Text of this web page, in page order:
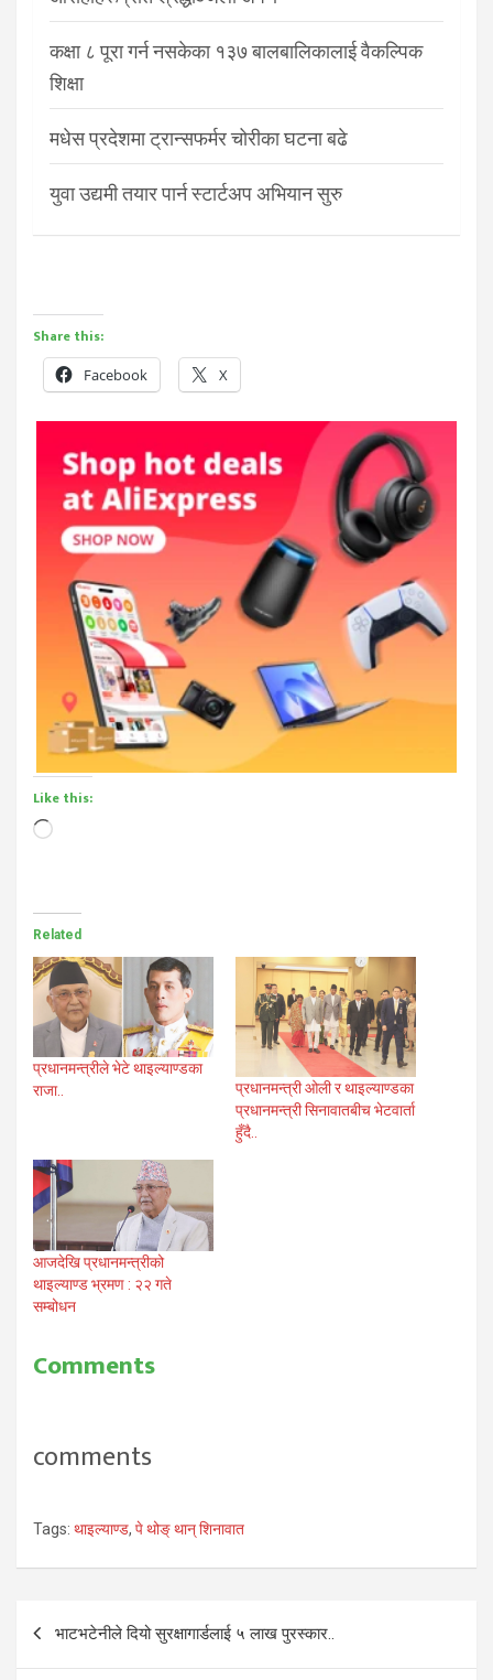
कक्षा ८ पूरा गर्न नसकेका १३७ बालबालिकालाई वैकल्पिक
शिक्षा
मधेस प्रदेशमा ट्रान्सफर्मर चोरीका घटना बढे
युवा उद्यमी तयार पार्न स्टार्टअप अभियान सुरु
Share this:
Facebook X
Like this:
Loading…
Related
प्रधानमन्त्रीले भेटे थाइल्याण्डका
राजा..
प्रधानमन्त्री ओली र थाइल्याण्डका
प्रधानमन्त्री सिनावातबीच भेटवार्ता
हुँदै..
आजदेखि प्रधानमन्त्रीको
थाइल्याण्ड भ्रमण : २२ गते
सम्बोधन
Comments
comments
Tags: थाइल्याण्ड, पे थोङ् थान् शिनावात
Post
navigation
भाटभटेनीले दियो सुरक्षागार्डलाई ५ लाख पुरस्कार..